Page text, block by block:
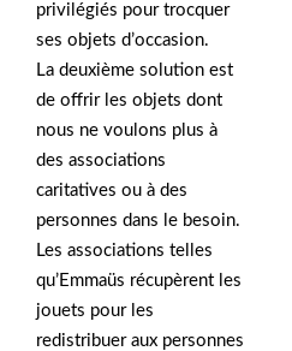
privilégiés pour trocquer
ses objets d’occasion.
La deuxième solution est
de offrir les objets dont
nous ne voulons plus à
des associations
caritatives ou à des
personnes dans le besoin.
Les associations telles
qu’Emmaüs récupèrent les
jouets pour les
redistribuer aux personnes